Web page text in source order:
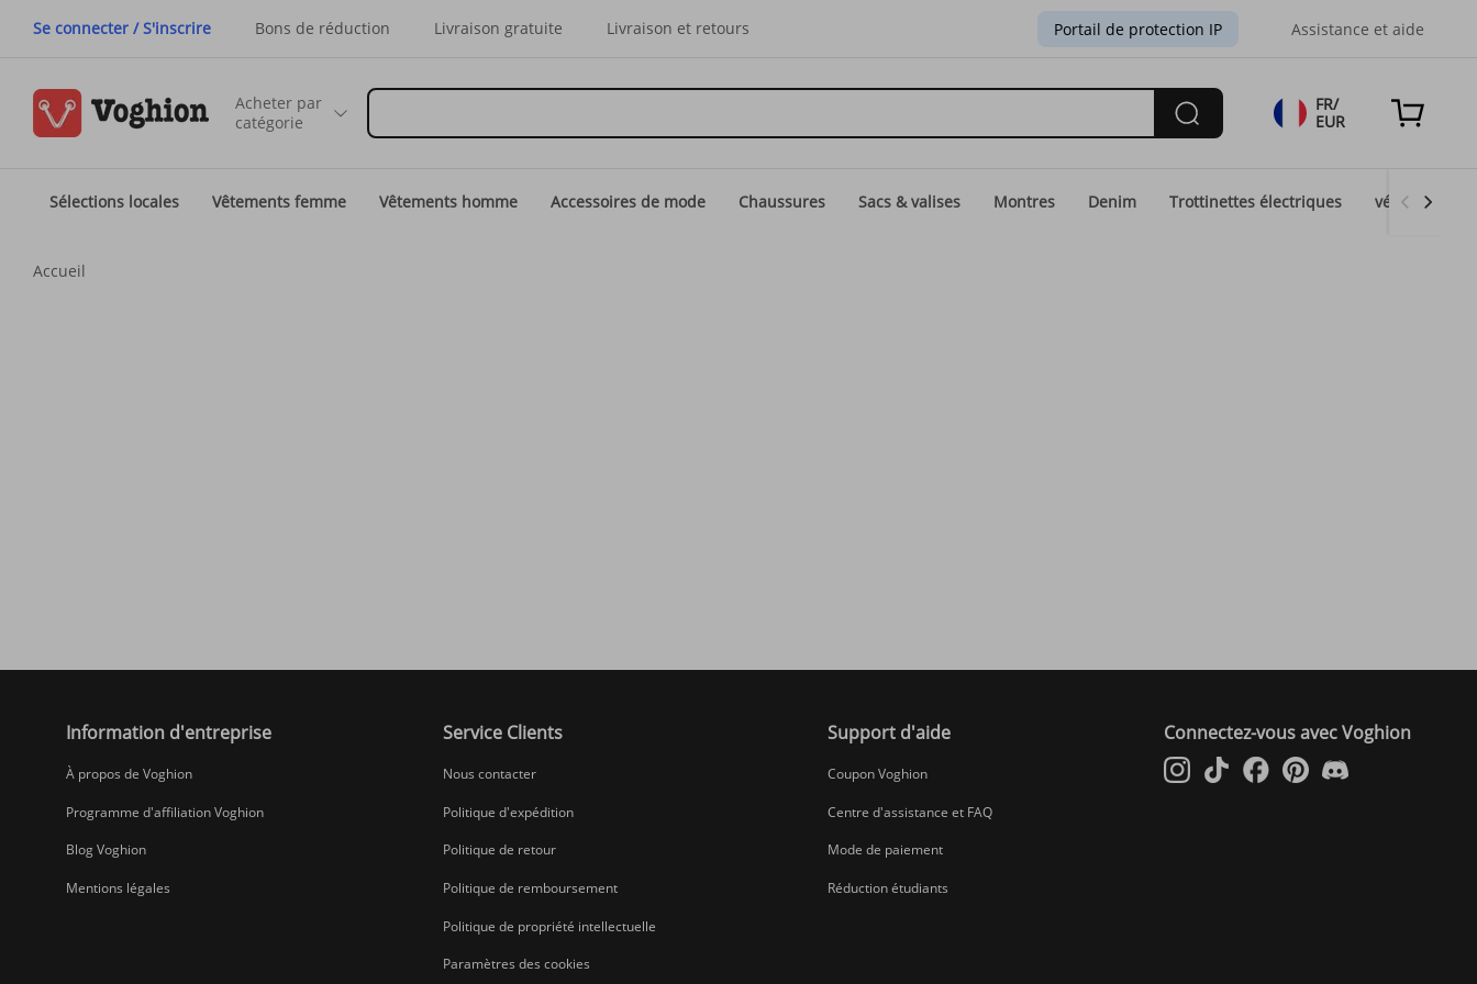
Se connecter / S'inscrire Bons de réduction Livraison gratuite Livraison et retours Portail de protection IP Assistance et aide
Acheter par
catégorie
FR/
EUR
Sélections locales Vêtements femme Vêtements homme Accessoires de mode Chaussures Sacs & valises Montres Denim Trottinettes électriques vélos
Accueil
Information d'entreprise
À propos de Voghion
Programme d'affiliation Voghion
Blog Voghion
Mentions légales
Service Clients
Nous contacter
Politique d'expédition
Politique de retour
Politique de remboursement
Politique de propriété intellectuelle
Paramètres des cookies
Support d'aide
Coupon Voghion
Centre d'assistance et FAQ
Mode de paiement
Réduction étudiants
Connectez-vous avec Voghion